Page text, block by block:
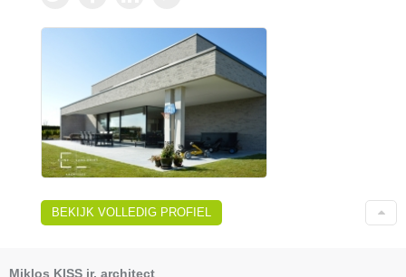
BEKIJK VOLLEDIG PROFIEL
Miklos KISS ir. architect